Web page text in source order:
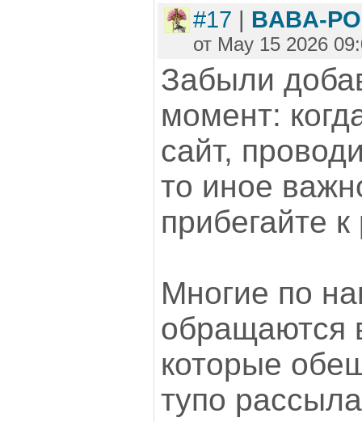
#17 | BABA-
от May 15 2026
Забыли
момент:
сайт,
то иное
прибегайте
Многие по
обращаются
которые
тупо